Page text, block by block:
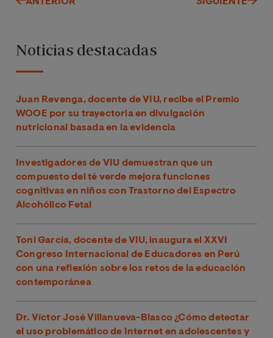
ANTERIOR SIGUIENTE
Noticias destacadas
Juan Revenga, docente de VIU, recibe el Premio
WOOE por su trayectoria en divulgación
nutricional basada en la evidencia
Investigadores de VIU demuestran que un
compuesto del té verde mejora funciones
cognitivas en niños con Trastorno del Espectro
Alcohólico Fetal
Toni García, docente de VIU, inaugura el XXVI
Congreso Internacional de Educadores en Perú
con una reflexión sobre los retos de la educación
contemporánea
Dr. Víctor José Villanueva-Blasco ¿Cómo detectar
el uso problemático de Internet en adolescentes y